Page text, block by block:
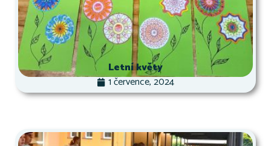
Letní květy
1 července, 2024